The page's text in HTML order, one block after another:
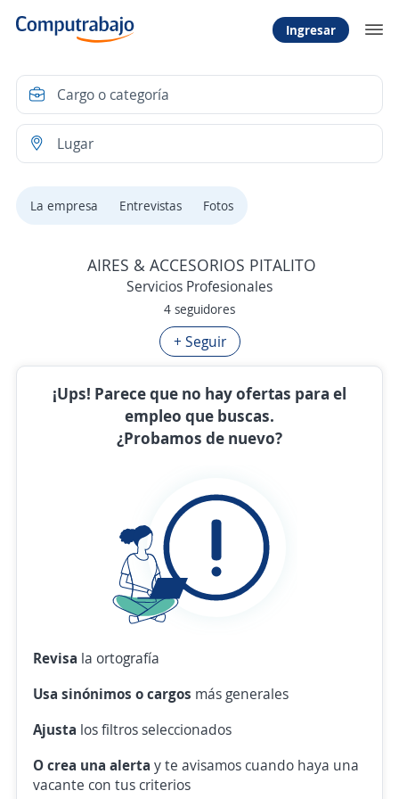
Ingresar
La empresa Entrevistas Fotos
AIRES & ACCESORIOS PITALITO
Servicios Profesionales
4 seguidores
+ Seguir
¡Ups! Parece que no hay ofertas para el
empleo que buscas.
¿Probamos de nuevo?
Revisa la ortografía
Usa sinónimos o cargos más generales
Ajusta los filtros seleccionados
O crea una alerta y te avisamos cuando haya una
vacante con tus criterios